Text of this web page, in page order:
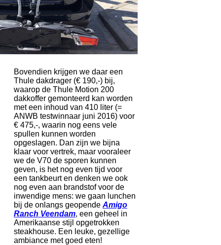
Bovendien krijgen we daar een
Thule dakdrager (€ 190,-) bij,
waarop de Thule Motion 200
dakkoffer gemonteerd kan worden
met een inhoud van 410 liter (=
ANWB testwinnaar juni 2016) voor
€ 475,-, waarin nog eens vele
spullen kunnen worden
opgeslagen. Dan zijn we bijna
klaar voor vertrek, maar vooraleer
we de V70 de sporen kunnen
geven, is het nog even tijd voor
een tankbeurt en denken we ook
nog even aan brandstof voor de
inwendige mens: we gaan lunchen
bij de onlangs geopende Amigo
Ranch Veendam, een geheel in
Amerikaanse stijl opgetrokken
steakhouse. Een leuke, gezellige
ambiance met goed eten!